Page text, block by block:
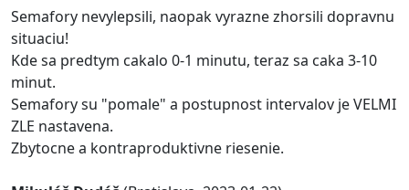
Semafory nevylepsili, naopak vyrazne zhorsili dopravnu
situaciu!
Kde sa predtym cakalo 0-1 minutu, teraz sa caka 3-10
minut.
Semafory su "pomale" a postupnost intervalov je VELMI
ZLE nastavena.
Zbytocne a kontraproduktivne riesenie.